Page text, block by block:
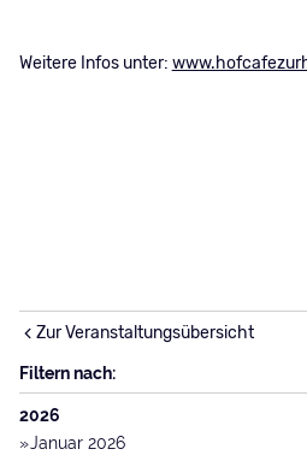
Weitere Infos unter:
Zur Veranstaltungsübersicht
Filtern nach:
2026
Januar 2026